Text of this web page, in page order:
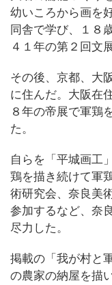
幼いころから画を
同舎で学び、１８
４１年の第２回文
その後、京都、大
に住んだ。大阪在
８年の帝展で軍鶏
た。
自らを「平城画工
鶏を描き続けて軍
術研究会、奈良美
参加するなど、奈
尽力した。
掲載の「我が村と
の農家の納屋を描